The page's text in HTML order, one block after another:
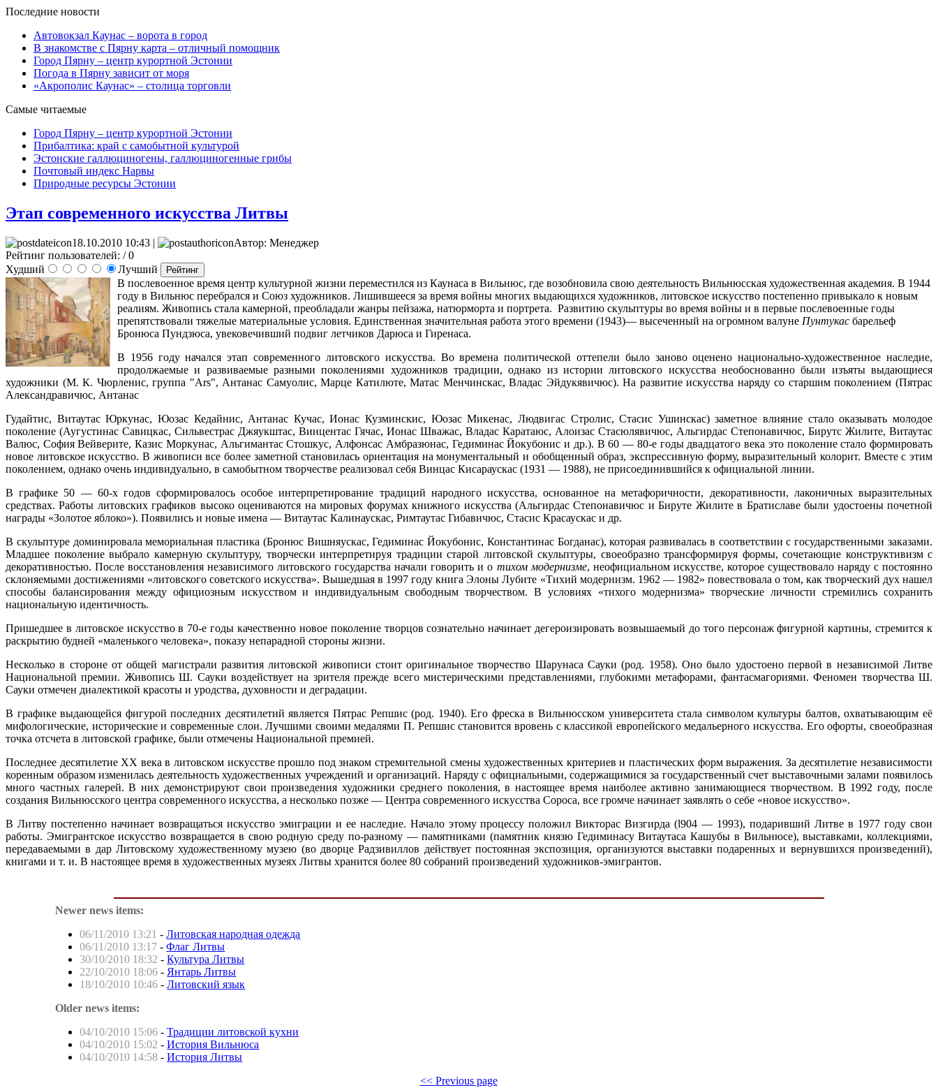
Последние новости
Автовокзал Каунас – ворота в город
В знакомстве с Пярну карта – отличный помощник
Город Пярну – центр курортной Эстонии
Погода в Пярну зависит от моря
«Акрополис Каунас» – столица торговли
Самые читаемые
Город Пярну – центр курортной Эстонии
Прибалтика: край с самобытной культурой
Эстонские галлюциногены, галлюциногенные грибы
Почтовый индекс Нарвы
Природные ресурсы Эстонии
Этап современного искусства Литвы
18.10.2010 10:43 |
Автор: Менеджер
Рейтинг пользователей: / 0
Худший
Лучший
В послевоенное время центр культурной жизни переместился из Каунаса в Вильнюс, где возобновила свою деятельность Вильнюсская художественная академия. В 1944
году в Вильнюс перебрался и Союз художников. Лишившееся за время войны многих выдающихся художников, литовское искусство постепенно привыкало к новым
реалиям. Живопись стала камерной, преобладали жанры пейзажа, натюрморта и портрета. Развитию скульптуры во время войны и в первые послевоенные годы
препятствовали тяжелые материальные условия. Единственная значительная работа этого времени (1943)— высеченный на огромном валуне Пунтукас барельеф
Бронюса Пундзюса, увековечивший подвиг летчиков Дарюca и Гиренаса.
В 1956 году начался этап современного литовского искусства. Во времена политической оттепели было заново оценено национально-художественное наследие,
продолжаемые и развиваемые разными поколениями художников традиции, однако из истории литовского искусства необоснованно были изъяты выдающиеся
художники (М. К. Чюрленис, группа "Аrs", Антанас Самуолис, Марце Катилюте, Матас Менчинскас, Владас Эйдукявичюс). На развитие искусства наряду со старшим поколением (Пятрас
Александравичюс, Антанас
Гудайтис, Витаутас Юркунас, Юозас Кедайнис, Антанас Кучас, Ионас Кузминскис, Юозас Микенас, Людвигас Стролис, Стасис Ушинскас) заметное влияние стало оказывать молодое
поколение (Аугустинас Савицкас, Сильвестрас Джяукштас, Винцентас Гячас, Ионас Шважас, Владас Каратаюс, Алоизас Стасюлявичюс, Альгирдас Степонавичюс, Бирутс Жилите, Витаутас
Валюс, София Вейверите, Казис Моркунас, Альгимантас Стошкус, Алфонсас Амбразюнас, Гедиминас Йокубонис и др.). В 60 — 80-е годы двадцатого века это поколение стало формировать
новое литовское искусство. В живописи все более заметной становилась ориентация на монументальный и обобщенный образ, экспрессивную форму, выразительный колорит. Вместе с этим
поколением, однако очень индивидуально, в самобытном творчестве реализовал себя Винцас Кисараускас (1931 — 1988), не присоединившийся к официальной линии.
В графике 50 — 60-х годов сформировалось особое интерпретирование традиций народного искусства, основанное на метафоричности, декоративности, лаконичных выразительных
средствах. Работы литовских графиков высоко оцениваются на мировых форумах книжного искусства (Альгирдас Степонавичюс и Бируте Жилите в Братиславе были удостоены почетной
награды «Золотое яблоко»). Появились и новые имена — Витаутас Калинаускас, Римтаутас Гибавичюс, Стасис Красаускас и др.
В скульптуре доминировала мемориальная пластика (Бронюс Вишняускас, Гедиминас Йокубонис, Константинас Богданас), которая развивалась в соответствии с государственными заказами.
Младшее поколение выбрало камерную скульптуру, творчески интерпретируя традиции старой литовской скульптуры, своеобразно трансформируя формы, сочетающие конструктивизм с
декоративностью. После восстановления независимого литовского государства начали говорить и о тихом модернизме, неофициальном искусстве, которое существовало наряду с постоянно
склоняемыми достижениями «литовского советского искусства». Вышедшая в 1997 году книга Элоны Лубите «Тихий модернизм. 1962 — 1982» повествовала о том, как творческий дух нашел
способы балансирования между официозным искусством и индивидуальным свободным творчеством. В условиях «тихого модернизма» творческие личности стремились сохранить
национальную идентичность.
Пришедшее в литовское искусство в 70-е годы качественно новое поколение творцов сознательно начинает дегероизировать возвышаемый до того персонаж фигурной картины, стремится к
раскрытию будней «маленького человека», показу непарадной стороны жизни.
Несколько в стороне от общей магистрали развития литовской живописи стоит оригинальное творчество Шарунаса Сауки (род. 1958). Оно было удостоено первой в независимой Литве
Национальной премии. Живопись Ш. Сауки воздействует на зрителя прежде всего мистерическими представлениями, глубокими метафорами, фантасмагориями. Феномен творчества Ш.
Сауки отмечен диалектикой красоты и уродства, духовности и деградации.
В графике выдающейся фигурой последних десятилетий является Пятрас Репшис (род. 1940). Его фреска в Вильнюсском университета стала символом культуры балтов, охватывающим её
мифологические, исторические и современные слои. Лучшими своими медалями П. Репшис становится вровень с классикой европейского медальерного искусства. Его офорты, своеобразная
точка отсчета в литовской графике, были отмечены Национальной премией.
Последнее десятилетие XX века в литовском искусстве прошло под знаком стремительной смены художественных критериев и пластических форм выражения. За десятилетие независимости
коренным образом изменилась деятельность художественных учреждений и организаций. Наряду с официальными, содержащимися за государственный счет выставочными залами появилось
много частных галерей. В них демонстрируют свои произведения художники среднего поколения, в настоящее время наиболее активно занимающиеся творчеством. В 1992 году, после
создания Вильнюсского центра современного искусства, а несколько позже — Центра современного искусства Сороса, все громче начинает заявлять о себе «новое искусство».
В Литву постепенно начинает возвращаться искусство эмиграции и ее наследие. Начало этому процессу положил Викторас Визгирда (l904 — 1993), подаривший Литве в 1977 году свои
работы. Эмигрантское искусство возвращается в свою родную среду по-разному — памятниками (памятник князю Гедиминасу Витаутаса Кашубы в Вильнюсе), выставками, коллекциями,
передаваемыми в дар Литовскому художественному музею (во дворце Радзивиллов действует постоянная экспозиция, организуются выставки подаренных и вернувшихся произведений),
книгами и т. и. В настоящее время в художественных музеях Литвы хранится более 80 собраний произведений художников-эмигрантов.
Newer news items:
06/11/2010 13:21 -Литовская народная одежда
06/11/2010 13:17 -Флаг Литвы
30/10/2010 18:32 -Культура Литвы
22/10/2010 18:06 - Янтарь Литвы
18/10/2010 10:46 -Литовский язык
Older news items:
04/10/2010 15:06 -Традиции литовской кухни
04/10/2010 15:02 -История Вильнюса
04/10/2010 14:58 -История Литвы
<< Previous page